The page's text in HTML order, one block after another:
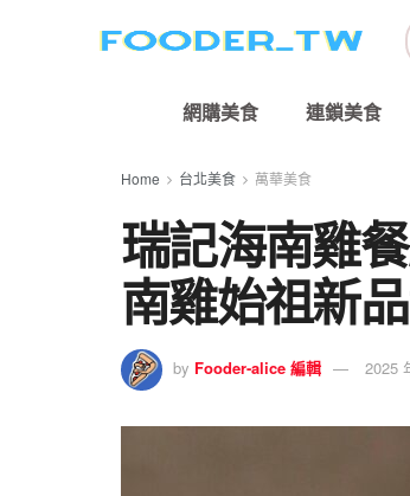
網購美食 連鎖美食
Home 台北美食 萬華美食
瑞記海南雞
南雞始祖新
by Fooder-alice 編輯 2025